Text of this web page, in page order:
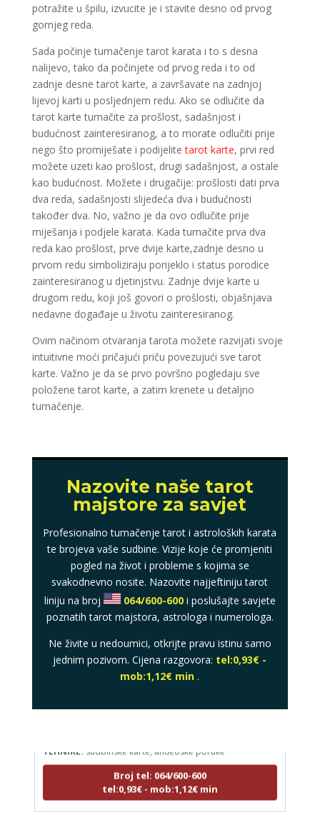
potražite u špilu, izvucite je i stavite desno od prvog
gornjeg reda.
Sada počinje tumačenje tarot karata i to s desna
nalijevo, tako da počinjete od prvog reda i to od
zadnje desne tarot karte, a završavate na zadnjoj
lijevoj karti u posljednjem redu. Ako se odlučite da
tarot karte tumačite za prošlost, sadašnjost i
budućnost zainteresiranog, a to morate odlučiti prije
nego što promiješate i podijelitetarot karte, prvi red
možete uzeti kao prošlost, drugi sadašnjost, a ostale
kao budućnost. Možete i drugačije: prošlosti dati prva
dva reda, sadašnjosti slijedeća dva i budućnosti
također dva. No, važno je da ovo odlučite prije
miješanja i podjele karata. Kada tumačite prva dva
reda kao prošlost, prve dvije karte,zadnje desno u
prvom redu simboliziraju porijeklo i status porodice
zainteresiranog u djetinjstvu. Zadnje dvije karte u
drugom redu, koji još govori o prošlosti, objašnjava
nedavne događaje u životu zainteresiranog.
Ovim načinom otvaranja tarota možete razvijati svoje
intuitivne moći pričajući priču povezujući sve tarot
karte. Važno je da se prvo površno pogledaju sve
položene tarot karte, a zatim krenete u detaljno
tumačenje.
Nazovite naše tarot
majstore za savjet
Profesionalno tumačenje tarot i astroloških karata
te brojeva vaše sudbine. Vizije koje će promjeniti
pogled na život i probleme s kojima se
svakodnevno nosite. Nazovite najjeftiniju tarot
liniju na broj
064/600-600 i poslušajte savjete
poznatih tarot majstora, astrologa i numerologa.
Ne živite u nedoumici, otkrijte pravu istinu samo
jednim pozivom. Cijena razgovora: tel:0,93€ -
mob:1,12€ min .
Broj tel: 064/600-600
tel:0,93€ - mob:1,12€ min